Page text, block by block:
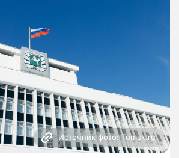
Источник фото: Tomsk.ru